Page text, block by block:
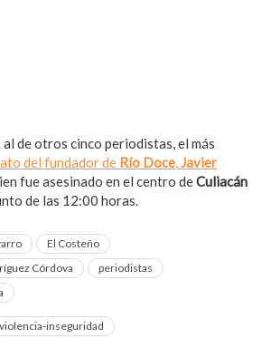
al de otros cinco periodistas, el más
del fundador de Río Doce,Javier
fue asesinado en el centro deCuliacán
de las 12:00 horas.
El Costeño
Córdova
periodistas
violencia-inseguridad